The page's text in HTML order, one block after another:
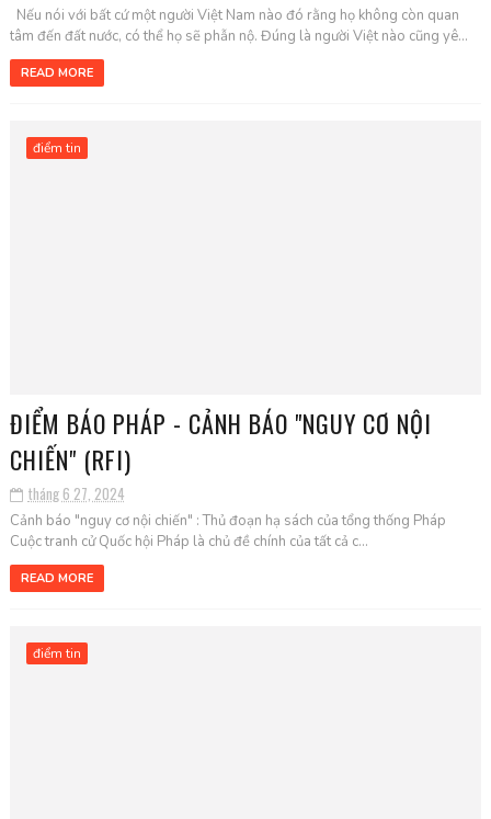
Nếu nói với bất cứ một người Việt Nam nào đó rằng họ không còn quan
tâm đến đất nước, có thể họ sẽ phẫn nộ. Đúng là người Việt nào cũng yê...
READ MORE
điểm tin
ĐIỂM BÁO PHÁP - CẢNH BÁO "NGUY CƠ NỘI
CHIẾN" (RFI)
tháng 6 27, 2024
Cảnh báo "nguy cơ nội chiến" : Thủ đoạn hạ sách của tổng thống Pháp
Cuộc tranh cử Quốc hội Pháp là chủ đề chính của tất cả c...
READ MORE
điểm tin